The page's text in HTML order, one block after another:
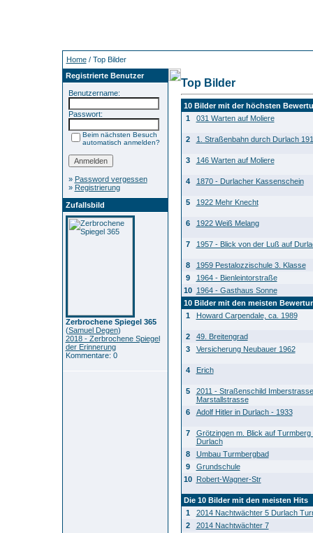
Home/ Top Bilder
Registrierte Benutzer
Benutzername:
Passwort:
Beim nächsten Besuch
automatisch anmelden?
» Password vergessen
» Registrierung
Zufallsbild
Zerbrochene Spiegel 365
(Samuel Degen)
2018 - Zerbrochene Spiegel
der Erinnerung
Kommentare: 0
Top Bilder
10 Bilder mit der höchsten
1
031 Warten auf Moliere
2 1. Straßenbahn durch Durlach
3 146 Warten auf Moliere
4 1870 - Durlacher Kassenschein
5 1922 Mehr Knecht
6 1922 Weiß Melang
7 1957 - Blick von der Luß auf
8
1959 Pestalozzischule 3. Klasse
9
1964 - Bienleintorstraße
10
1964 - Gasthaus Sonne
10 Bilder mit den meisten
1
Howard Carpendale, ca. 1989
2
49. Breitengrad
3
Versicherung Neubauer 1962
4 Erich
5
2011 - Straßenschild
Marstallstrasse
6
Adolf Hitler in Durlach - 1933
7
Grötzingen m. Blick auf Turmberg
Durlach
8
Umbau Turmbergbad
9
Grundschule
10
Robert-Wagner-Str
Die 10 Bilder mit den meisten Hits
1
2014 Nachtwächter 5 Durlach
2
2014 Nachtwächter 7